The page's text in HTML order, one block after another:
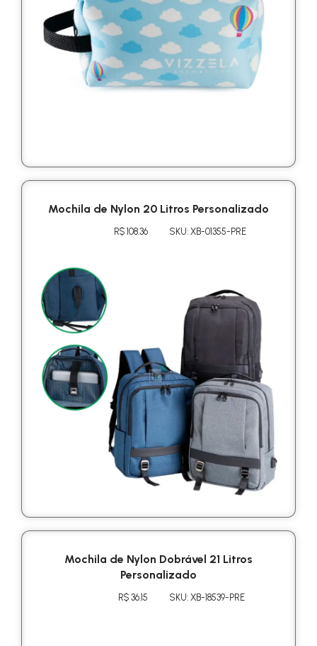
Mochila de Nylon 20 Litros Personalizado
R$ 108.36 SKU: XB-01355-PRE
Mochila de Nylon Dobrável 21 Litros
Personalizado
R$ 36.15 SKU: XB-18539-PRE